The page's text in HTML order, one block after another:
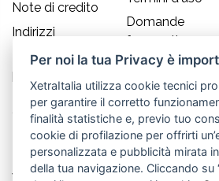
Note di credito
Indirizzi
Informazioni
personali
Domande
frequenti
Guida alle
taglie
CONTATTI
Old England S.r.l.
Per noi la tua Privacy è
XetraItalia utilizza cookie tecnici
per garantire il corretto
finalità statistiche e, previo tuo
cookie di profilazione per offrirti
personalizzata e pubblicità mirata in
della tua navigazione. Cliccando su